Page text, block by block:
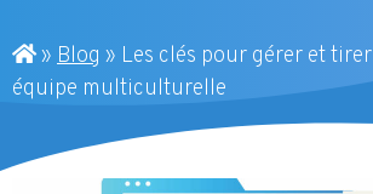
» Blog » Les clés pour gérer et
équipe multiculturelle